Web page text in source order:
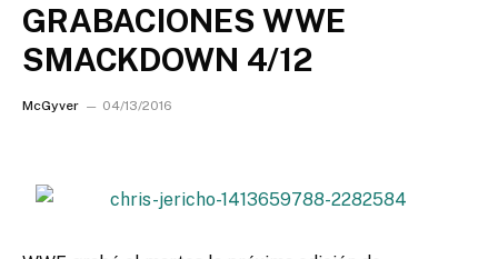
GRABACIONES WWE
SMACKDOWN 4/12
McGyver 04/13/2016